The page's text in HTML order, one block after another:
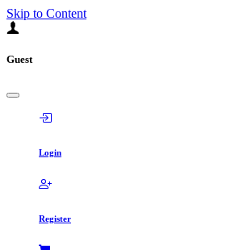
Skip to Content
Guest
Login
Register